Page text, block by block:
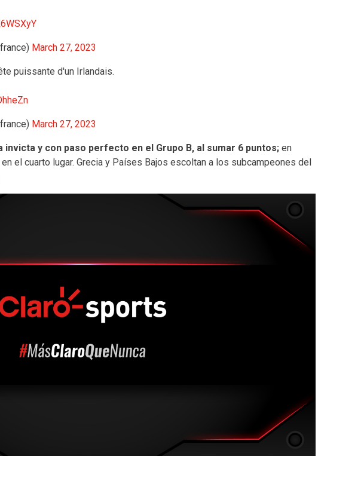
March 27, 2023
puissante d'un Irlandais.
March 27, 2023
invicta y con paso perfecto en el Grupo B, al sumar 6 puntos;en
el cuarto lugar. Grecia y Países Bajos escoltan a los subcampeones del